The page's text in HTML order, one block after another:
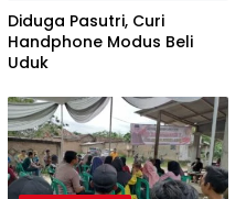
Diduga Pasutri, Curi
Handphone Modus Beli
Uduk